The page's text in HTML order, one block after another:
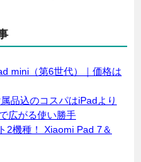
mini（第6世代）｜価格は
品込のコスパはiPadより
広がる使い勝手
2機種！ Xiaomi Pad 7＆